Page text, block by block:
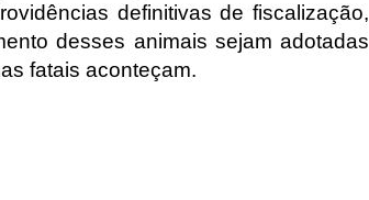
definitivas de fiscalização,
desses animais sejam adotadas
fatais aconteçam.